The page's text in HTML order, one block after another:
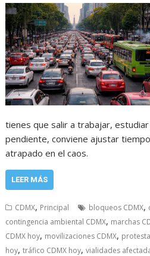
tienes que salir a trabajar,
pendiente, conviene ajustar
atrapado en el caos.
LEER MÁS
CDMX, Principal bloqueos CDMX,
contingencia ambiental CDMX, marchas
CDMX hoy, movilizaciones CDMX,
hoy,tráfico CDMX hoy,vialidades